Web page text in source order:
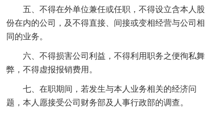
五、不得在外单位兼任或任职，不得设立含本人股
份在内的公司，及不得直接、间接或变相经营与公司相
同的业务。
六、不得损害公司利益，不得利用职务之便徇私舞
弊，不得虚报报销费用。
七、在职期间，若发生与本人业务相关的经济问
题，本人愿接受公司财务部及人事行政部的调查。